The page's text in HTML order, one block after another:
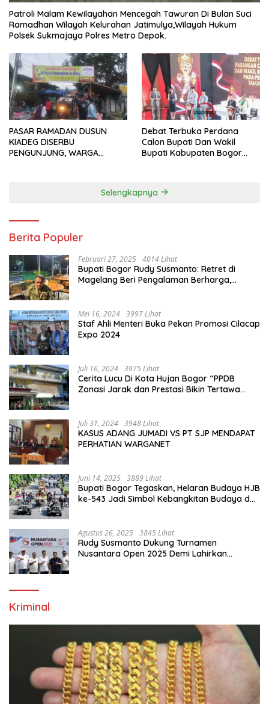
Patroli Malam Kewilayahan Mencegah Tawuran Di Bulan Suci
Ramadhan Wilayah Kelurahan Jatimulya,Wilayah Hukum
Polsek Sukmajaya Polres Metro Depok.
PASAR RAMADAN DUSUN
KIADEG DISERBU
PENGUNJUNG, WARGA
Debat Terbuka Perdana
Calon Bupati Dan Wakil
Bupati Kabupaten Bogor
Selengkapnya
Berita Populer
Februari 27, 2025 4014 Lihat
Bupati Bogor Rudy Susmanto: Retret di
Magelang Beri Pengalaman Berharga,
Mei 16, 2024 3997 Lihat
Staf Ahli Menteri Buka Pekan Promosi Cilacap
Expo 2024
Juli 16, 2024 3975 Lihat
Cerita Lucu Di Kota Hujan Bogor “PPDB
Zonasi Jarak dan Prestasi Bikin Tertawa
Juli 31, 2024 3948 Lihat
KASUS ADANG JUMADI VS PT SJP MENDAPAT
PERHATIAN WARGANET
Juni 14, 2025 3889 Lihat
Bupati Bogor Tegaskan, Helaran Budaya HJB
ke-543 Jadi Simbol Kebangkitan Budaya dan
Agustus 26, 2025 3845 Lihat
Rudy Susmanto Dukung Turnamen
Nusantara Open 2025 Demi Lahirkan
Kriminal